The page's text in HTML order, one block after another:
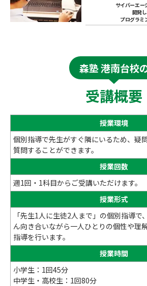
サイバーエー
開発
プログラミ
森塾 港南台校
受講概要
授業環境
個別指導で先生がすぐ隣にいるため、疑
質問することができます。
授業回数
週1回・1科目からご受講いただけます。
授業形式
「先生1人に生徒2人まで」の個別指導で
ん向き合いながら一人ひとりの個性や理
指導を行います。
授業時間
小学生：1回45分
中学生・高校生：1回80分